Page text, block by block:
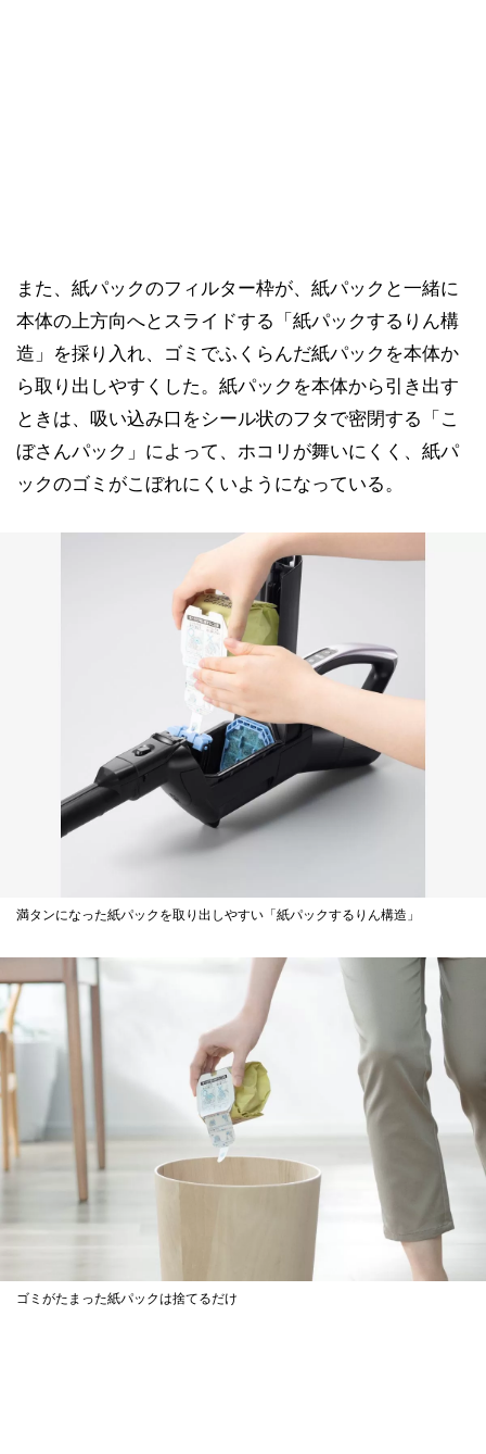
また、紙パックのフィルター枠が、紙パックと一緒に
本体の上方向へとスライドする「紙パックするりん構
造」を採り入れ、ゴミでふくらんだ紙パックを本体か
ら取り出しやすくした。紙パックを本体から引き出す
ときは、吸い込み口をシール状のフタで密閉する「こ
ぼさんパック」によって、ホコリが舞いにくく、紙パ
ックのゴミがこぼれにくいようになっている。
満タンになった紙パックを取り出しやすい「紙パックするりん構造」
ゴミがたまった紙パックは捨てるだけ